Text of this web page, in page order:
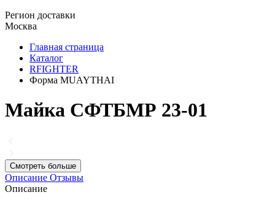
Регион доставки
Москва
Главная страница
Каталог
RFIGHTER
Форма MUAYTHAI
Майка СФТБМР 23-01
Смотреть больше
Описание Отзывы
Описание